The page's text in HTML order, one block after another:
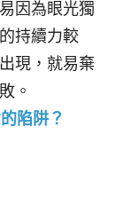
因為眼光獨
持續力較
現，就易棄
。
陷阱？